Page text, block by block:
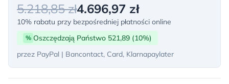
5.218,85 zł4.696,97 zł
10% rabatu przy bezpośredniej płatności online
% Oszczędzają Państwo 521,89 (10%)
przez PayPal | Bancontact, Card, Klarnapaylater